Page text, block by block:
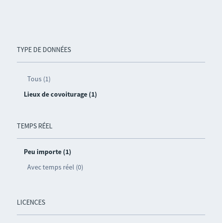
TYPE DE DONNÉES
Tous (1)
Lieux de covoiturage (1)
TEMPS RÉEL
Peu importe (1)
Avec temps réel (0)
LICENCES